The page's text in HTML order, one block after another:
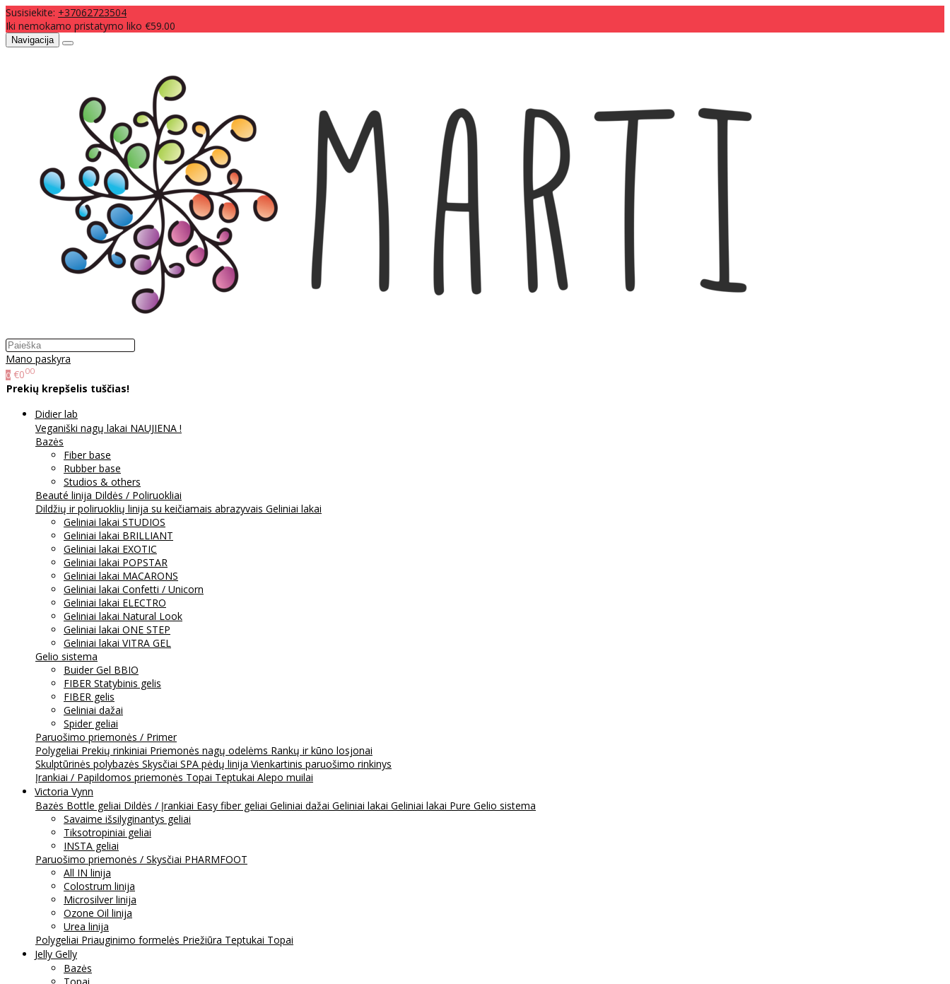
Susisiekite: +37062723504
Iki nemokamo pristatymo liko €59.00
Navigacija
Mano paskyra
0 €000
Prekių krepšelis tuščias!
Didier lab
Veganiški nagų lakai NAUJIENA !
Bazės
Fiber base
Rubber base
Studios & others
Beauté linija Dildės / Poliruokliai
Dildžių ir poliruoklių linija su keičiamais abrazyvais Geliniai lakai
Geliniai lakai STUDIOS
Geliniai lakai BRILLIANT
Geliniai lakai EXOTIC
Geliniai lakai POPSTAR
Geliniai lakai MACARONS
Geliniai lakai Confetti / Unicorn
Geliniai lakai ELECTRO
Geliniai lakai Natural Look
Geliniai lakai ONE STEP
Geliniai lakai VITRA GEL
Gelio sistema
Buider Gel BBIO
FIBER Statybinis gelis
FIBER gelis
Geliniai dažai
Spider geliai
Paruošimo priemonės / Primer
Polygeliai Prekių rinkiniai Priemonės nagų odelėms Rankų ir kūno losjonai
Skulptūrinės polybazės Skysčiai SPA pėdų linija Vienkartinis paruošimo rinkinys
Įrankiai / Papildomos priemonės Topai Teptukai Alepo muilai
Victoria Vynn
Bazės Bottle geliai Dildės / Įrankiai Easy fiber geliai Geliniai dažai Geliniai lakai Geliniai lakai Pure Gelio sistema
Savaime išsilyginantys geliai
Tiksotropiniai geliai
INSTA geliai
Paruošimo priemonės / Skysčiai PHARMFOOT
All IN linija
Colostrum linija
Microsilver linija
Ozone Oil linija
Urea linija
Polygeliai Priauginimo formelės Priežiūra Teptukai Topai
Jelly Gelly
Bazės
Topai